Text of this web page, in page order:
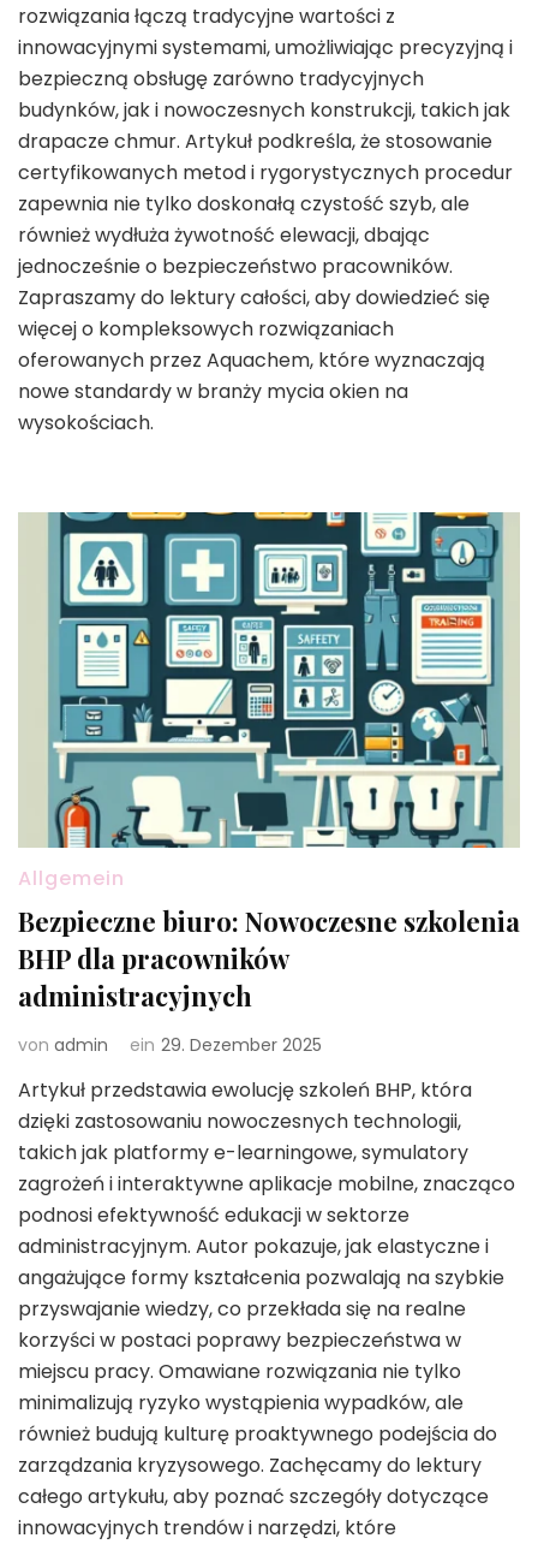
rozwiązania łączą tradycyjne wartości z
innowacyjnymi systemami, umożliwiając precyzyjną i
bezpieczną obsługę zarówno tradycyjnych
budynków, jak i nowoczesnych konstrukcji, takich jak
drapacze chmur. Artykuł podkreśla, że stosowanie
certyfikowanych metod i rygorystycznych procedur
zapewnia nie tylko doskonałą czystość szyb, ale
również wydłuża żywotność elewacji, dbając
jednocześnie o bezpieczeństwo pracowników.
Zapraszamy do lektury całości, aby dowiedzieć się
więcej o kompleksowych rozwiązaniach
oferowanych przez Aquachem, które wyznaczają
nowe standardy w branży mycia okien na
wysokościach.
Allgemein
Bezpieczne biuro: Nowoczesne szkolenia
BHP dla pracowników
administracyjnych
von admin ein 29. Dezember 2025
Artykuł przedstawia ewolucję szkoleń BHP, która
dzięki zastosowaniu nowoczesnych technologii,
takich jak platformy e-learningowe, symulatory
zagrożeń i interaktywne aplikacje mobilne, znacząco
podnosi efektywność edukacji w sektorze
administracyjnym. Autor pokazuje, jak elastyczne i
angażujące formy kształcenia pozwalają na szybkie
przyswajanie wiedzy, co przekłada się na realne
korzyści w postaci poprawy bezpieczeństwa w
miejscu pracy. Omawiane rozwiązania nie tylko
minimalizują ryzyko wystąpienia wypadków, ale
również budują kulturę proaktywnego podejścia do
zarządzania kryzysowego. Zachęcamy do lektury
całego artykułu, aby poznać szczegóły dotyczące
innowacyjnych trendów i narzędzi, które